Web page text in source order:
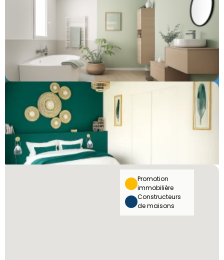
Promotion
immobilière
Constructeurs
de maisons
Etuz259 000 €